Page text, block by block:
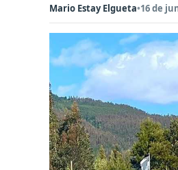
Mario Estay Elgueta•16 de